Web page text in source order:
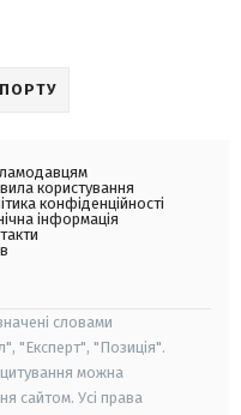
користування
конфіденційності
інформація
словами
"Експерт", "Позиція".
можна
сайтом. Усі права